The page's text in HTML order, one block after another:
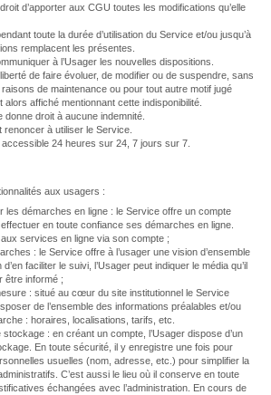
d’apporter aux CGU toutes les modifications qu’elle
toute la durée d’utilisation du Service et/ou jusqu’à
remplacent les présentes.
à l’Usager les nouvelles dispositions.
de faire évoluer, de modifier ou de suspendre, sans
de maintenance ou pour tout autre motif jugé
affiché mentionnant cette indisponibilité.
donne droit à aucune indemnité.
renoncer à utiliser le Service.
24 heures sur 24, 7 jours sur 7.
aux usagers :
les démarches en ligne : le Service offre un compte
en toute confiance ses démarches en ligne.
services en ligne via son compte ;
: le Service offre à l’usager une vision d’ensemble
faciliter le suivi, l’Usager peut indiquer le média qu’il
être informé ;
: situé au cœur du site institutionnel le Service
de l’ensemble des informations préalables et/ou
: horaires, localisations, tarifs, etc.
: en créant un compte, l’Usager dispose d’un
En toute sécurité, il y enregistre une fois pour
usuelles (nom, adresse, etc.) pour simplifier la
C’est aussi le lieu où il conserve en toute
échangées avec l’administration. En cours de